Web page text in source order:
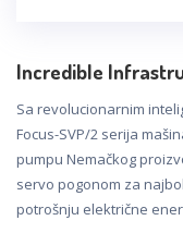
Incredible
Sa revolucionarnim
Focus-SVP/2 serija
pumpu Nemačkog
servo pogonom za
potrošnju električne